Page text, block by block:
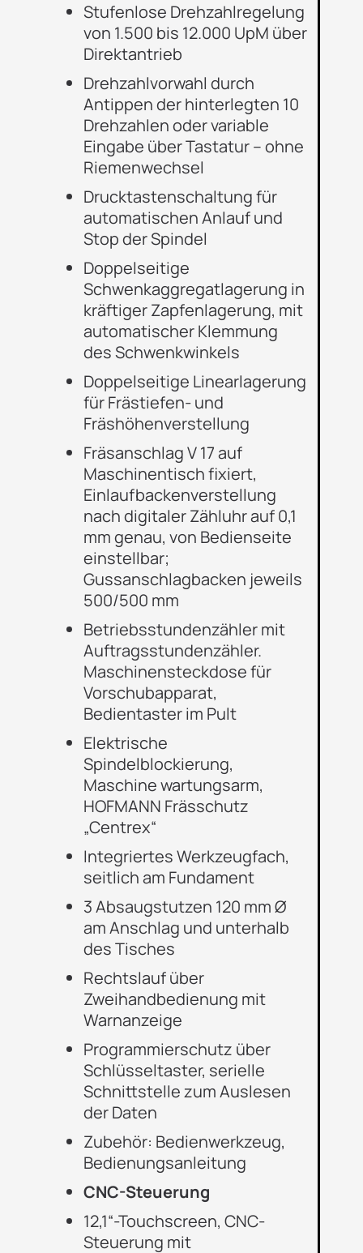
Stufenlose Drehzahlregelung
von 1.500 bis 12.000 UpM über
Direktantrieb
Drehzahlvorwahl durch
Antippen der hinterlegten 10
Drehzahlen oder variable
Eingabe über Tastatur – ohne
Riemenwechsel
Drucktastenschaltung für
automatischen Anlauf und
Stop der Spindel
Doppelseitige
Schwenkaggregatlagerung in
kräftiger Zapfenlagerung, mit
automatischer Klemmung
des Schwenkwinkels
Doppelseitige Linearlagerung
für Frästiefen- und
Fräshöhenverstellung
Fräsanschlag V 17 auf
Maschinentisch fixiert,
Einlaufbackenverstellung
nach digitaler Zähluhr auf 0,1
mm genau, von Bedienseite
einstellbar;
Gussanschlagbacken jeweils
500/500 mm
Betriebsstundenzähler mit
Auftragsstundenzähler.
Maschinensteckdose für
Vorschubapparat,
Bedientaster im Pult
Elektrische
Spindelblockierung,
Maschine wartungsarm,
HOFMANN Frässchutz
„Centrex“
Integriertes Werkzeugfach,
seitlich am Fundament
3 Absaugstutzen 120 mm Ø
am Anschlag und unterhalb
des Tisches
Rechtslauf über
Zweihandbedienung mit
Warnanzeige
Programmierschutz über
Schlüsseltaster, serielle
Schnittstelle zum Auslesen
der Daten
Zubehör: Bedienwerkzeug,
Bedienungsanleitung
CNC-Steuerung
12,1“-Touchscreen, CNC-
Steuerung mit